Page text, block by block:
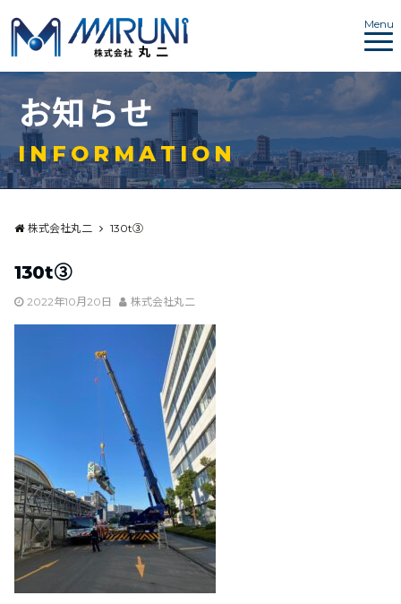
Menu
お知らせ
INFORMATION
株式会社丸二 130t③
130t③
2022年10月20日 株式会社丸二